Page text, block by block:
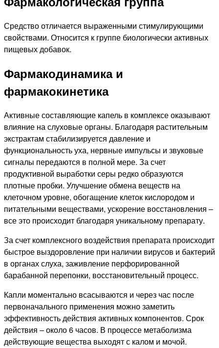
Средство отличается выраженными стимулирующими
свойствами. Относится к группе биологически активных
пищевых добавок.
Фармакодинамика и
фармакокинетика
Активные составляющие капель в комплексе оказывают
влияние на слуховые органы. Благодаря растительным
экстрактам стабилизируется давление и
функциональность уха, нервные импульсы и звуковые
сигналы передаются в полной мере. За счет
продуктивной выработки серы редко образуются
плотные пробки. Улучшение обмена веществ на
клеточном уровне, обогащение клеток кислородом и
питательными веществами, ускорение восстановления –
все это происходит благодаря уникальному препарату.
За счет комплексного воздействия препарата происходит
быстрое выздоровление при наличии вирусов и бактерий
в органах слуха, заживление перфорированной
барабанной перепонки, восстановительный процесс.
Капли моментально всасываются и через час после
первоначального применения можно заметить
эффективность действия активных компонентов. Срок
действия – около 6 часов. В процессе метаболизма
действующие вещества выходят с калом и мочой.